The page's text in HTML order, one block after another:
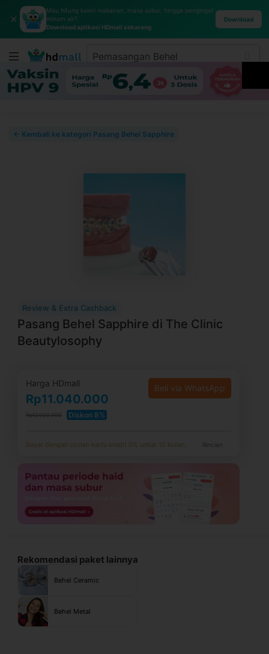
✕
Mau hitung kalori makanan, masa subur, hingga pengingat
minum air?
Download aplikasi HDmall sekarang
Download
← Kembali ke kategori Pasang Behel Sapphire
Review & Extra Cashback
Pasang Behel Sapphire di The Clinic
Beautylosophy
Harga HDmall
Rp11.040.000
Rp12.000.000 Diskon 8%
Beli via WhatsApp
Bayar dengan cicilan kartu kredit 0% untuk 12 bulan. Rincian
Rekomendasi paket lainnya
Behel Ceramic
Behel Metal